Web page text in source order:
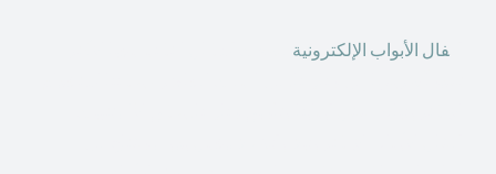
فال الأبواب الإلكترونية